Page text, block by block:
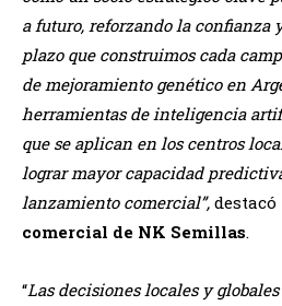
a futuro, reforzando la confianza
plazo que construimos cada
de mejoramiento genético en
herramientas de inteligencia
que se aplican en los centros
lograr mayor capacidad
lanzamiento comercial”, destacó
comercial de NK Semillas.
“Las decisiones locales y